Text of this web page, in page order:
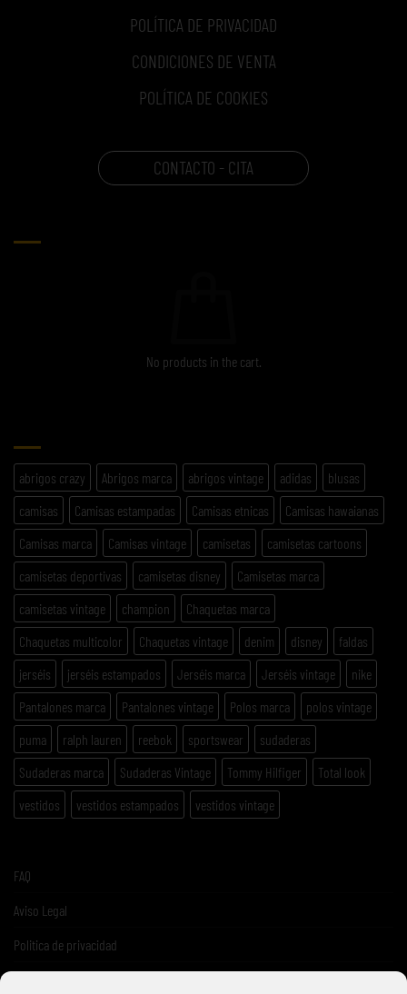
POLÍTICA DE PRIVACIDAD
CONDICIONES DE VENTA
POLÍTICA DE COOKIES
CONTACTO - CITA
No products in the cart.
abrigos crazy Abrigos marca abrigos vintage adidas
blusas
camisas
Camisas estampadas Camisas etnicas
Camisas hawaianas
Camisas marca
Camisas vintage camisetas
camisetas cartoons
camisetas deportivas
camisetas disney
Camisetas marca
camisetas vintage
champion
Chaquetas marca
Chaquetas multicolor
Chaquetas vintage denim disney
faldas
jerséis
jerséis estampados Jerséis marca Jerséis vintage
nike
Pantalones marca
Pantalones vintage Polos marca
polos vintage
puma
ralph lauren reebok sportswear
sudaderas
Sudaderas marca
Sudaderas Vintage Tommy Hilfiger
Total look
vestidos
vestidos estampados vestidos vintage
FAQ
Aviso Legal
Politica de privacidad